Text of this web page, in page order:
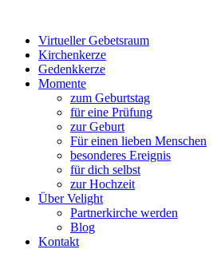
Virtueller Gebetsraum
Kirchenkerze
Gedenkkerze
Momente
zum Geburtstag
für eine Prüfung
zur Geburt
Für einen lieben Menschen
besonderes Ereignis
für dich selbst
zur Hochzeit
Über Velight
Partnerkirche werden
Blog
Kontakt